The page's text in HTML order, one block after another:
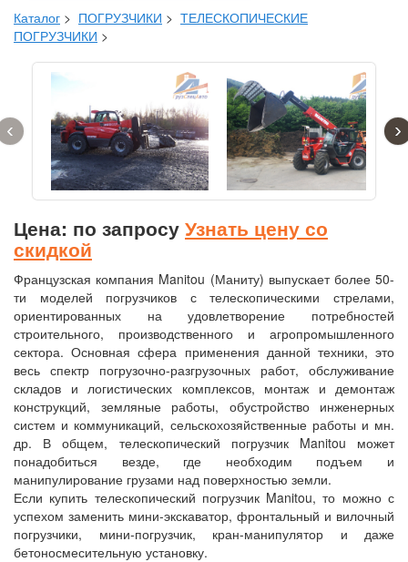
Каталог > ПОГРУЗЧИКИ > ТЕЛЕСКОПИЧЕСКИЕ
ПОГРУЗЧИКИ >
‹ ›
Цена: по запросу Узнать цену со
скидкой
Французская компания Manitou (Маниту) выпускает более 50-
ти моделей погрузчиков с телескопическими стрелами,
ориентированных на удовлетворение потребностей
строительного, производственного и агропромышленного
сектора. Основная сфера применения данной техники, это
весь спектр погрузочно-разгрузочных работ, обслуживание
складов и логистических комплексов, монтаж и демонтаж
конструкций, земляные работы, обустройство инженерных
систем и коммуникаций, сельскохозяйственные работы и мн.
др. В общем, телескопический погрузчик Manitou может
понадобиться везде, где необходим подъем и
манипулирование грузами над поверхностью земли.
Если купить телескопический погрузчик Manitou, то можно с
успехом заменить мини-экскаватор, фронтальный и вилочный
погрузчики, мини-погрузчик, кран-манипулятор и даже
бетоносмесительную установку.